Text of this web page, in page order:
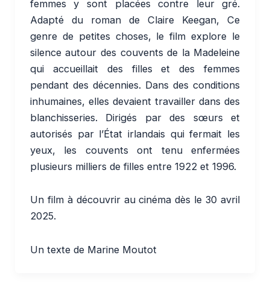
femmes y sont placées contre leur gré.
Adapté du roman de Claire Keegan, Ce
genre de petites choses, le film explore le
silence autour des couvents de la Madeleine
qui accueillait des filles et des femmes
pendant des décennies. Dans des conditions
inhumaines, elles devaient travailler dans des
blanchisseries. Dirigés par des sœurs et
autorisés par l’État irlandais qui fermait les
yeux, les couvents ont tenu enfermées
plusieurs milliers de filles entre 1922 et 1996.
Un film à découvrir au cinéma dès le 30 avril
2025.
Un texte de Marine Moutot